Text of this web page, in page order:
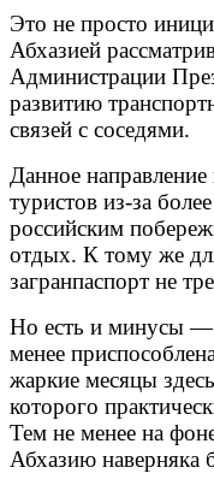
Это не просто
Абхазией
Администрации
развитию
связей с соседями.
Данное
туристов из-за
российским
отдых. К тому же
загранпаспорт не
Но есть и минусы —
менее
жаркие месяцы
которого
Тем не менее на
Абхазию наверняка